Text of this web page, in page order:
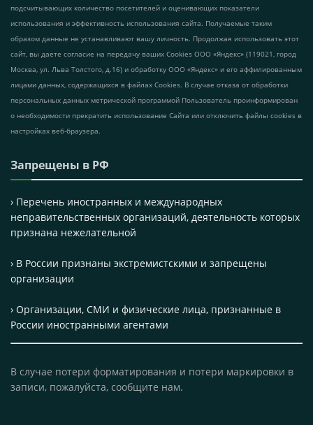
подсчитывающих количество посетителей и оценивающих показатели
использования и эффективность использования сайта. Получаемые таким
образом данные не устанавливают вашу личность. Продолжая использовать этот
сайт, вы даете согласие на передачу ваших Cookies ООО «Яндекс» (119021, город
Москва, ул. Льва Толстого, д.16) и обработку ООО «Яндекс» и его аффилированным
лицами данных, содержащихся в файлах Cookies. В случае отказа от обработки
персональных данных метрической программой Пользователь проинформирован
о необходимости прекратить использование Сайта или отключить файлы cookies в
настройках веб-браузера.
Запрещены в РФ
› Перечень иностранных и международных
неправительственных организаций, деятельность которых
признана нежелательной
› В России признаны экстремистскими и запрещены
организации
› Организации, СМИ и физические лица, признанные в
России иностранными агентами
В случае потери форматирования и потери маркировки в
записи, пожалуйста, сообщите нам.